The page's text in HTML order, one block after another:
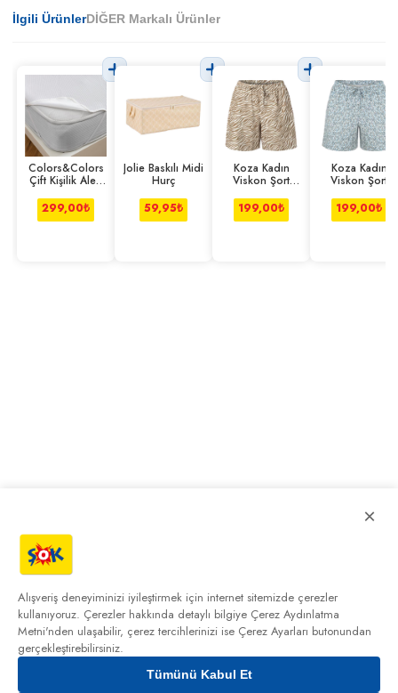
İlgili ÜrünlerDİĞER Markalı Ürünler
Colors&Colors
Çift Kişilik Alez
299,00₺
Jolie Baskılı Midi
Hurç
59,95₺
Koza Kadın
Viskon Şort
199,00₺
Koza Kadın
Viskon Şort
199,00₺
×
Alışveriş deneyiminizi iyileştirmek için internet sitemizde çerezler
kullanıyoruz. Çerezler hakkında detaylı bilgiye Çerez Aydınlatma
Metni'nden ulaşabilir, çerez tercihlerinizi ise Çerez Ayarları butonundan
gerçekleştirebilirsiniz.
Tümünü Kabul Et